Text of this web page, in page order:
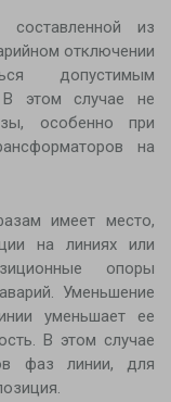
из
отключении
допустимым
этом случае не
особенно при
на
имеет место,
на линиях или
опоры
Уменьшение
уменьшает ее
В этом случае
фаз линии, для